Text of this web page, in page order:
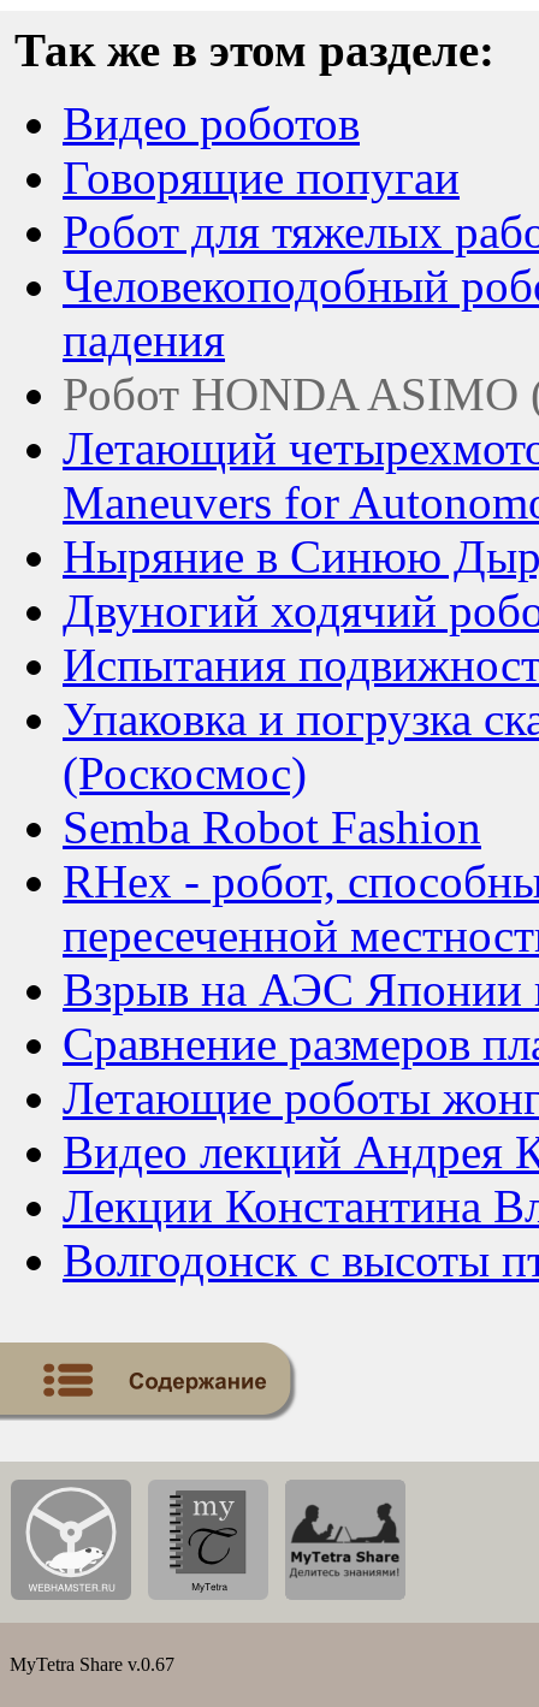
Так же в этом разделе:
Видео роботов
Говорящие попугаи
Робот для тяжелых
Человекоподобный
падения
Робот HONDA ASIMO
Летающий
Maneuvers for
Ныряние в Синюю
Двуногий ходячий
Испытания
Упаковка и погрузка
(Роскосмос)
Semba Robot Fashion
RHex - робот,
пересеченной
Взрыв на АЭС Японии
Сравнение размеров
Летающие роботы
Видео лекций Андрея
Лекции Константина
Волгодонск с высоты
MyTetra Share v.0.67